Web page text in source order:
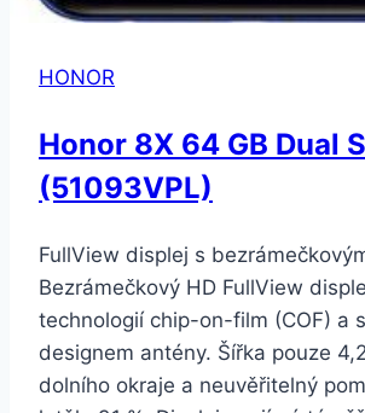
HONOR
Honor 8X 64 GB Dual
(51093VPL)
FullView displej s
Bezrámečkový HD FullView
technologií chip-on-film (COF) a
designem antény. Šířka pouze
dolního okraje a neuvěřitelný